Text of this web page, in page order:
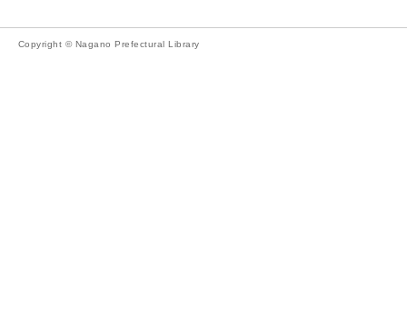
Copyright © Nagano Prefectural Library